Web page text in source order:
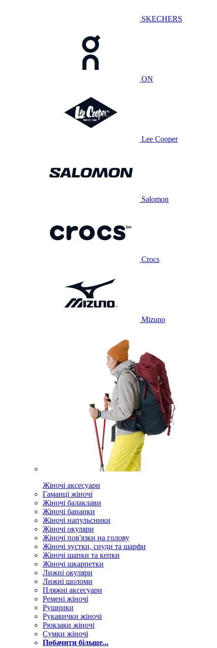
SKECHERS
ON
Lee Cooper
Salomon
Crocs
Mizuno
Жіночі аксесуари
Гаманці жіночі
Жіночі балаклави
Жіночі бананки
Жіночі напульсники
Жіночі окуляри
Жіночі пов'язки на голову
Жіночі хустки, снуди та шарфи
Жіночі шапки та кепки
Жіночі шкарпетки
Лижні окуляри
Лижні шоломи
Пляжні аксесуари
Ремені жіночі
Рушники
Рукавички жіночі
Рюкзаки жіночі
Сумки жіночі
Побачити більше...